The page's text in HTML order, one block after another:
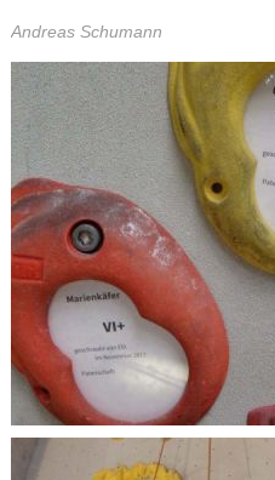
Andreas Schumann